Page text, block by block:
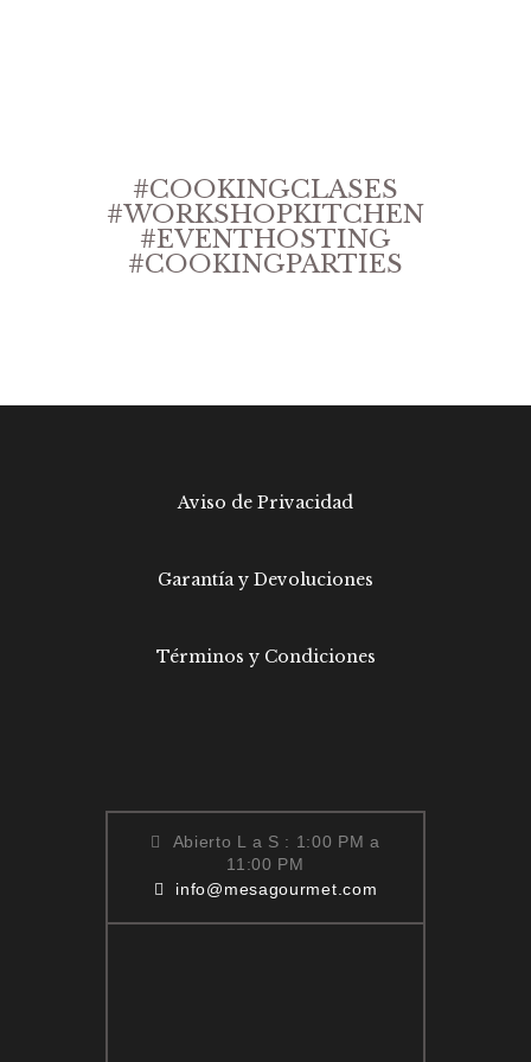
#COOKINGCLASES
#WORKSHOPKITCHEN
#EVENTHOSTING
#COOKINGPARTIES
Aviso de Privacidad
Garantía y Devoluciones
Términos y Condiciones
Abierto L a S : 1:00 PM a
11:00 PM
info@mesagourmet.com